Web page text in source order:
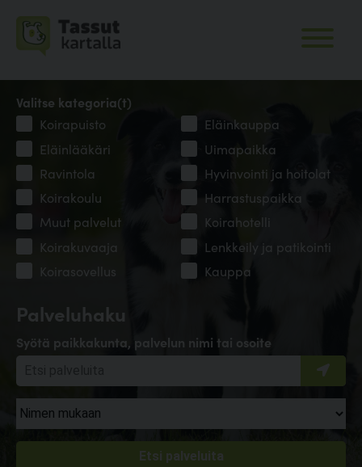
Palveluhaku
Syötä paikkakunta, palvelun nimi tai osoite
Valitse kategoria(t)
Koirapuisto
Eläinkauppa
Eläinlääkäri
Uimapaikka
Ravintola
Hyvinvointi ja hoitolat
Koirakoulu
Harrastuspaikka
Muut palvelut
Koirahotelli
Koirakuvaaja
Lenkkeily ja patikointi
Koirasovellus
Kauppa